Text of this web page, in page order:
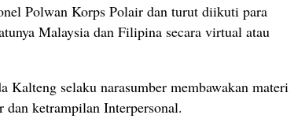
Polwan Korps Polair dan turut diikuti para
Malaysia dan Filipina secara virtual atau
Kalteng selaku narasumber membawakan materi
dan ketrampilan Interpersonal.